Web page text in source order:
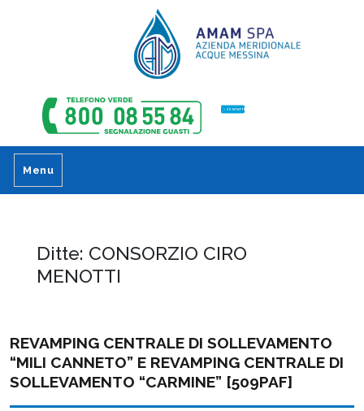
CONTATTI
Menu
Ditte: CONSORZIO CIRO
MENOTTI
REVAMPING CENTRALE DI SOLLEVAMENTO
“MILI CANNETO” E REVAMPING CENTRALE DI
SOLLEVAMENTO “CARMINE” [509PAF]